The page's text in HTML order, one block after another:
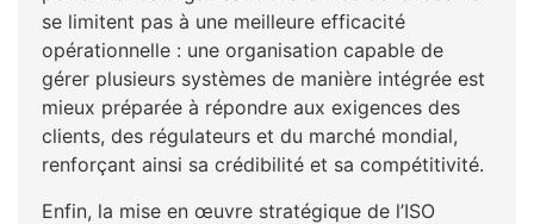
se limitent pas à une meilleure efficacité
opérationnelle : une organisation capable de
gérer plusieurs systèmes de manière intégrée est
mieux préparée à répondre aux exigences des
clients, des régulateurs et du marché mondial,
renforçant ainsi sa crédibilité et sa compétitivité.
Enfin, la mise en œuvre stratégique de l’ISO